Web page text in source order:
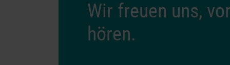
Wir freuen uns,
hören.